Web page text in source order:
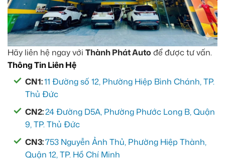
Hãy liên hệ ngay với Thành Phát Auto để được tư vấn.
Thông Tin Liên Hệ
CN1:11 Đường số 12, Phường Hiệp Bình Chánh, TP.
Thủ Đức
CN2:24 Đường D5A, Phường Phước Long B, Quận
9, TP. Thủ Đức
CN3:753 Nguyễn Ảnh Thủ, Phường Hiệp Thành,
Quận 12, TP. Hồ Chí Minh